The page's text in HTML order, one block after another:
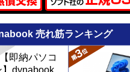
売れ筋ランキング